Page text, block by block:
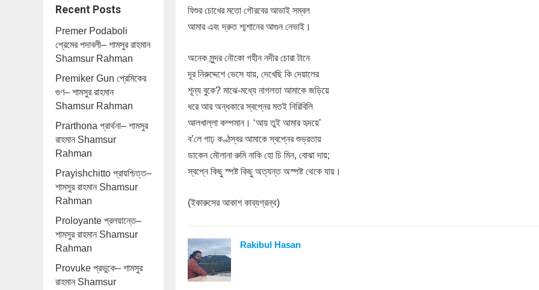
Recent Posts
Premer Podaboli
প্রেমের পদাবলী– শামসুর রাহমান
Shamsur Rahman
Premiker Gun প্রেমিকের
গুণ– শামসুর রাহমান
Shamsur Rahman
Prarthona প্রার্থনা– শামসুর
রাহমান Shamsur
Rahman
Prayishchitto প্রায়শ্চিত্ত–
শামসুর রাহমান Shamsur
Rahman
Proloyante প্রলয়ান্তে–
শামসুর রাহমান Shamsur
Rahman
Provuke প্রভুকে– শামসুর
রাহমান Shamsur
যিশুর চোখের মতো গৌরবের আভাই সম্বল
আমার এবং দ্রুত শ্মশানের আগুন নেভাই।
অনেক সুন্দর নৌকো গহীন নদীর চোরা টানে
দূর নিরুদ্দেশে ভেসে যায়, দেখেছি কি দেয়ালের
শূন্য বুকে? মাঝে-মধ্যে নাগলতা আমাকে জড়িয়ে
ধরে আর অন্ধকারে স্বপ্নের মতই নিরিবিলি
আলখাল্লা কম্পমান। ‘আয় তুই আমার হৃদয়ে’
ব’লে গাঢ় কণ্ঠস্বর আমাকে স্বপ্নের শুভ্রতায়
ডাকেন মৌলানা রুমি নাকি হো চি মিন, বোঝা দায়;
স্বপ্নে কিছু স্পষ্ট কিছু অত্যন্ত অস্পষ্ট থেকে যায়।
(ইকারুসের আকাশ কাব্যগ্রন্থ)
Rakibul Hasan